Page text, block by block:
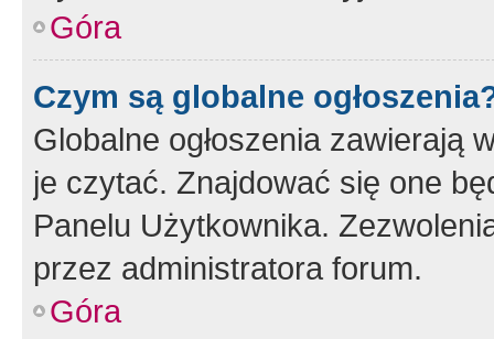
Góra
Czym są globalne
Globalne ogłoszenia zawierają
je czytać. Znajdować się one
Panelu Użytkownika.
przez administratora forum.
Góra